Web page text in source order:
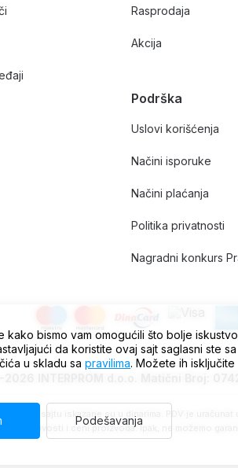
Rasprodaja
Akcija
Podrška
Uslovi korišćenja
Načini isporuke
Načini plaćanja
Politika privatnosti
Nagradni konkurs
INTERPROM d.o.o. Matični Broj:
na ovom sajtu iskazane su u dinarima. PDV je
i ceni proizvoda. Ipak, ne možemo
kako bismo vam omogućili što bolje iskustvo
da koristite ovaj sajt saglasni ste sa
u skladu sa pravilima. Možete ih isključite
Podešavanja